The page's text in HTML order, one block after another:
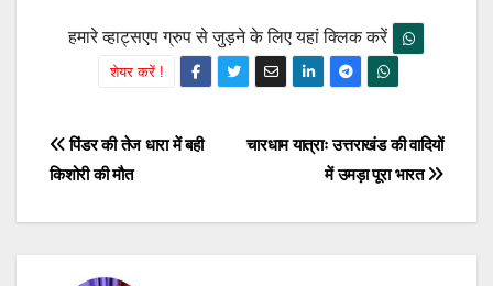
हमारे व्हाट्सएप ग्रुप से जुड़ने के लिए यहां क्लिक करें
शेयर करें !
Post
navigation
चारधाम यात्राः उत्तराखंड की वादियों
में उमड़ा पूरा भारत
पिंडर की तेज धारा में बही
किशोरी की मौत